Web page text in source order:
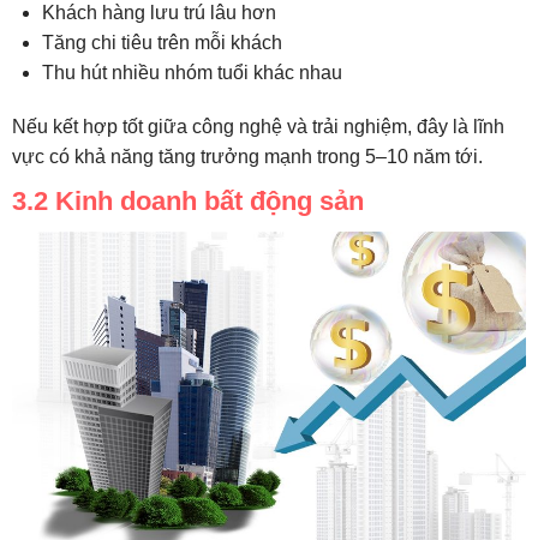
Khách hàng lưu trú lâu hơn
Tăng chi tiêu trên mỗi khách
Thu hút nhiều nhóm tuổi khác nhau
Nếu kết hợp tốt giữa công nghệ và trải nghiệm, đây là lĩnh
vực có khả năng tăng trưởng mạnh trong 5–10 năm tới.
3.2 Kinh doanh bất động sản